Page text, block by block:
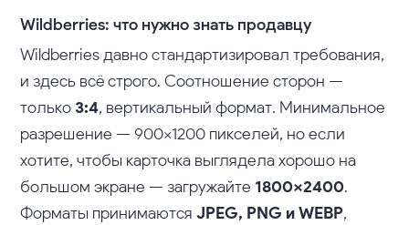
Wildberries: что нужно знать продавцу
Wildberries давно стандартизировал требования,
и здесь всё строго. Соотношение сторон —
только 3:4, вертикальный формат. Минимальное
разрешение — 900×1200 пикселей, но если
хотите, чтобы карточка выглядела хорошо на
большом экране — загружайте 1800×2400.
Форматы принимаютсяJPEG, PNG и WEBP,